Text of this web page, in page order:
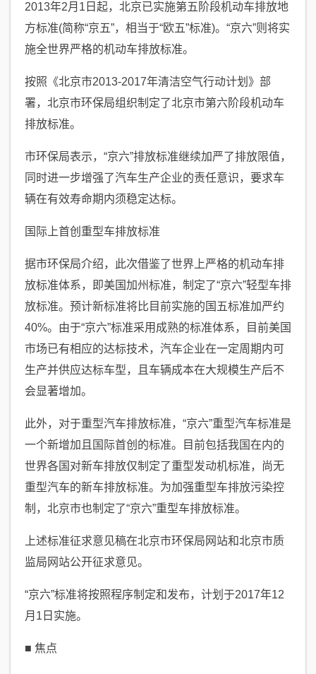
2013年2月1日起，北京已实施第五阶段机动车排放地
方标准(简称“京五”，相当于“欧五”标准)。“京六”则将实
施全世界严格的机动车排放标准。
按照《北京市2013-2017年清洁空气行动计划》部
署，北京市环保局组织制定了北京市第六阶段机动车
排放标准。
市环保局表示，“京六”排放标准继续加严了排放限值，
同时进一步增强了汽车生产企业的责任意识，要求车
辆在有效寿命期内须稳定达标。
国际上首创重型车排放标准
据市环保局介绍，此次借鉴了世界上严格的机动车排
放标准体系，即美国加州标准，制定了“京六”轻型车排
放标准。预计新标准将比目前实施的国五标准加严约
40%。由于“京六”标准采用成熟的标准体系，目前美国
市场已有相应的达标技术，汽车企业在一定周期内可
生产并供应达标车型，且车辆成本在大规模生产后不
会显著增加。
此外，对于重型汽车排放标准，“京六”重型汽车标准是
一个新增加且国际首创的标准。目前包括我国在内的
世界各国对新车排放仅制定了重型发动机标准，尚无
重型汽车的新车排放标准。为加强重型车排放污染控
制，北京市也制定了“京六”重型车排放标准。
上述标准征求意见稿在北京市环保局网站和北京市质
监局网站公开征求意见。
“京六”标准将按照程序制定和发布，计划于2017年12
月1日实施。
■ 焦点